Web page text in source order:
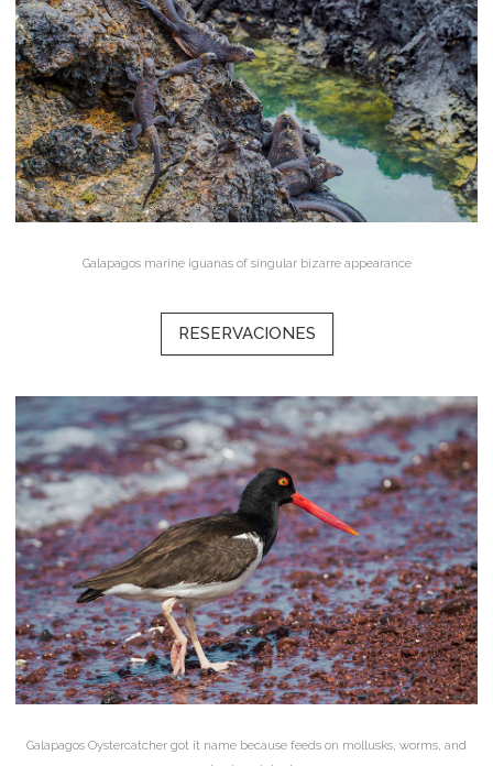
Galapagos marine iguanas of singular bizarre appearance
RESERVACIONES
Galapagos Oystercatcher got it name because feeds on mollusks, worms, and